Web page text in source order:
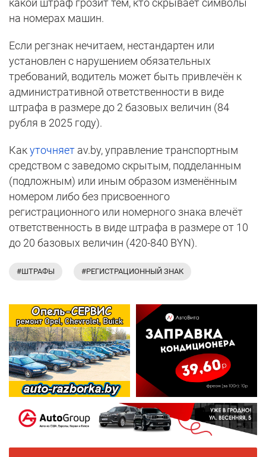
какой штраф грозит тем, кто скрывает символы
на номерах машин.
Если регзнак нечитаем, нестандартен или
установлен с нарушением обязательных
требований, водитель может быть привлечён к
административной ответственности в виде
штрафа в размере до 2 базовых величин (84
рубля в 2025 году).
Какуточняет av.by, управление транспортным
средством с заведомо скрытым, подделанным
(подложным) или иным образом изменённым
номером либо без присвоенного
регистрационного или номерного знака влечёт
ответственность в виде штрафа в размере от 10
до 20 базовых величин (420-840 BYN).
#ШТРАФЫ #РЕГИСТРАЦИОННЫЙ ЗНАК